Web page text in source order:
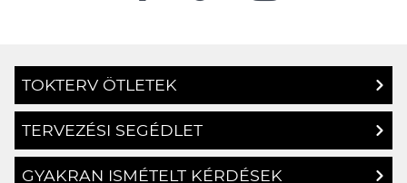
TOKTERV ÖTLETEK
TERVEZÉSI SEGÉDLET
GYAKRAN ISMÉTELT KÉRDÉSEK